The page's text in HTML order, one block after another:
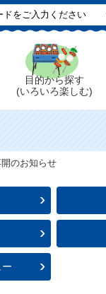
目的から探す
(いろいろ楽しむ)
のお知らせ